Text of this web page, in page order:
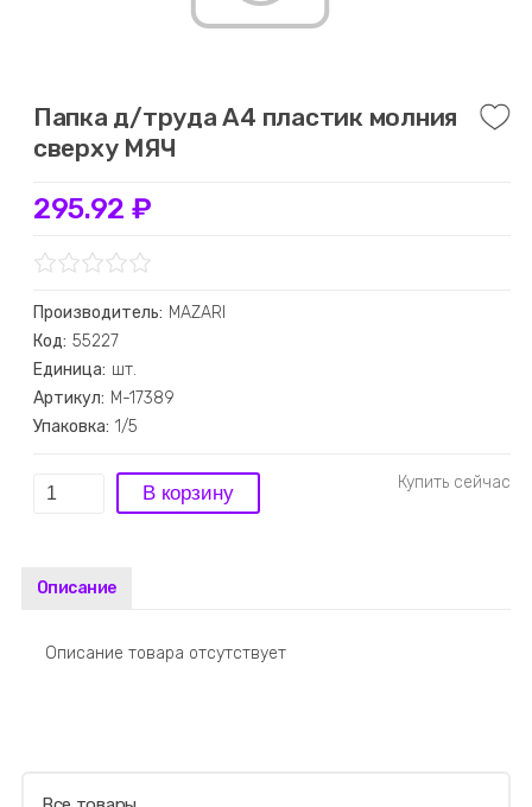
Папка д/труда А4 пластик молния
сверху МЯЧ
295.92 ₽
Производитель: MAZARI
Код: 55227
Единица: шт.
Артикул: M-17389
Упаковка: 1/5
Описание
Описание товара отсутствует